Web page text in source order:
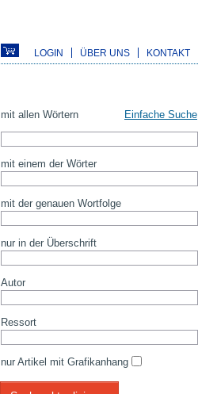
LOGIN ÜBER UNS KONTAKT
mit allen Wörtern Einfache Suche
mit einem der Wörter
mit der genauen Wortfolge
nur in der Überschrift
Autor
Ressort
nur Artikel mit Grafikanhang